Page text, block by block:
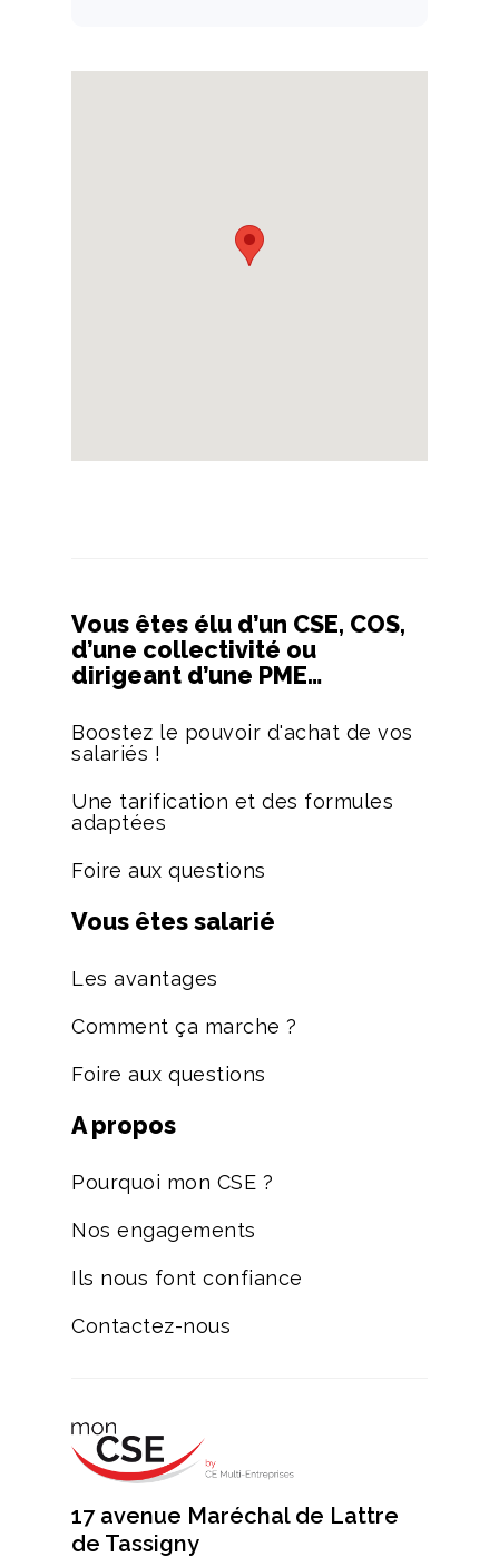
Vous êtes élu d’un CSE, COS,
d’une collectivité ou
dirigeant d’une PME…
Boostez le pouvoir d'achat de vos
salariés !
Une tarification et des formules
adaptées
Foire aux questions
Vous êtes salarié
Les avantages
Comment ça marche ?
Foire aux questions
A propos
Pourquoi mon CSE ?
Nos engagements
Ils nous font confiance
Contactez-nous
17 avenue Maréchal de Lattre
de Tassigny